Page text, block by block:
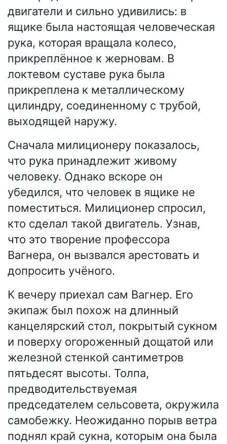
двигатели и сильно удивились: в
ящике была настоящая человеческая
рука, которая вращала колесо,
прикреплённое к жерновам. В
локтевом суставе рука была
прикреплена к металлическому
цилиндру, соединенному с трубой,
выходящей наружу.
Сначала милиционеру показалось,
что рука принадлежит живому
человеку. Однако вскоре он
убедился, что человек в ящике не
поместиться. Милиционер спросил,
кто сделал такой двигатель. Узнав,
что это творение профессора
Вагнера, он вызвался арестовать и
допросить учёного.
К вечеру приехал сам Вагнер. Его
экипаж был похож на длинный
канцелярский стол, покрытый сукном
и поверху огороженный дощатой или
железной стенкой сантиметров
пятьдесят высоты. Толпа,
предводительствуемая
председателем сельсовета, окружила
самобежку. Неожиданно порыв ветра
поднял край сукна, которым она была